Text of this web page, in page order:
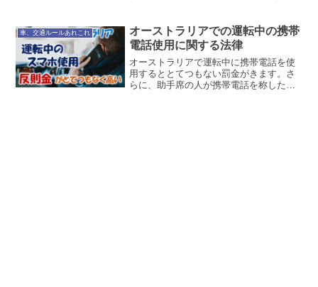
を鳴らされかねないですよね。そのた
め、ほとんどの人が車1台分...
車、交通ルールあれこれ
オーストラリアでの運転中の携帯
電話使用に関する法律
オーストラリアで運転中に携帯電話を使
用するととてつもない罰金がきます。さ
らに、助手席の人が携帯電話を称した場